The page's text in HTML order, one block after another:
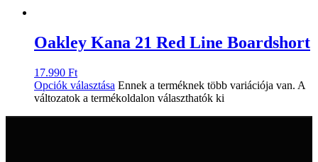
Oakley Kana 21 Red Line Boardshort
17.990 Ft
Opciók választása Ennek a terméknek több variációja van. A
változatok a termékoldalon választhatók ki